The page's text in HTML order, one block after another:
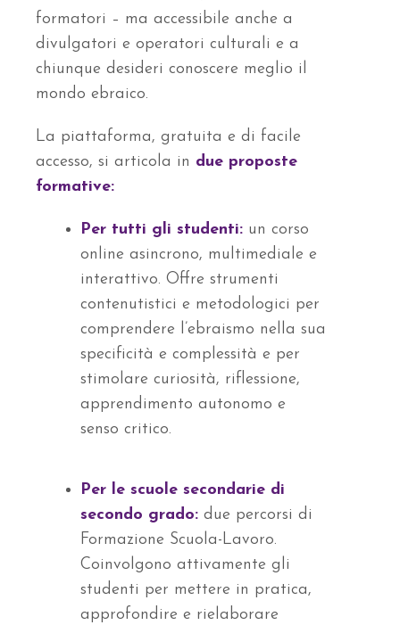
formatori – ma accessibile anche a
divulgatori e operatori culturali e a
chiunque desideri conoscere meglio il
mondo ebraico.
La piattaforma, gratuita e di facile
accesso, si articola in due proposte
formative:
Per tutti gli studenti: un corso
online asincrono, multimediale e
interattivo. Offre strumenti
contenutistici e metodologici per
comprendere l’ebraismo nella sua
specificità e complessità e per
stimolare curiosità, riflessione,
apprendimento autonomo e
senso critico.
Per le scuole secondarie di
secondo grado: due percorsi di
Formazione Scuola-Lavoro.
Coinvolgono attivamente gli
studenti per mettere in pratica,
approfondire e rielaborare